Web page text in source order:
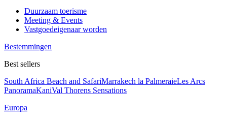
Duurzaam toerisme
Meeting & Events
Vastgoedeigenaar worden
Bestemmingen
Best sellers
South Africa Beach and SafariMarrakech la PalmeraieLes Arcs
PanoramaKaniVal Thorens Sensations
Europa